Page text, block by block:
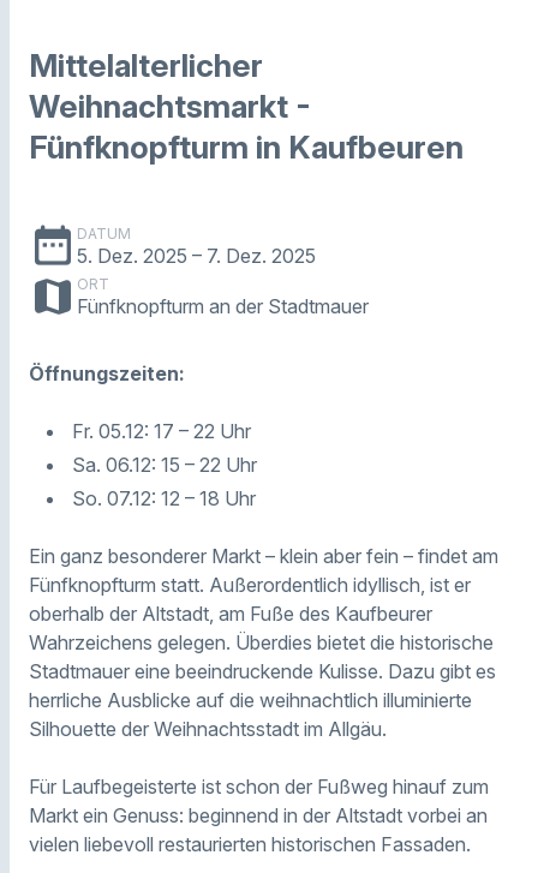
Mittelalterlicher
Weihnachtsmarkt -
Fünfknopfturm in Kaufbeuren
date_range DATUM
5. Dez. 2025 – 7. Dez. 2025
map ORT
Fünfknopfturm an der Stadtmauer
Öffnungszeiten:
Fr. 05.12: 17 – 22 Uhr
Sa. 06.12: 15 – 22 Uhr
So. 07.12: 12 – 18 Uhr
Ein ganz besonderer Markt – klein aber fein – findet am
Fünfknopfturm statt. Außerordentlich idyllisch, ist er
oberhalb der Altstadt, am Fuße des Kaufbeurer
Wahrzeichens gelegen. Überdies bietet die historische
Stadtmauer eine beeindruckende Kulisse. Dazu gibt es
herrliche Ausblicke auf die weihnachtlich illuminierte
Silhouette der Weihnachtsstadt im Allgäu.
Für Laufbegeisterte ist schon der Fußweg hinauf zum
Markt ein Genuss: beginnend in der Altstadt vorbei an
vielen liebevoll restaurierten historischen Fassaden.